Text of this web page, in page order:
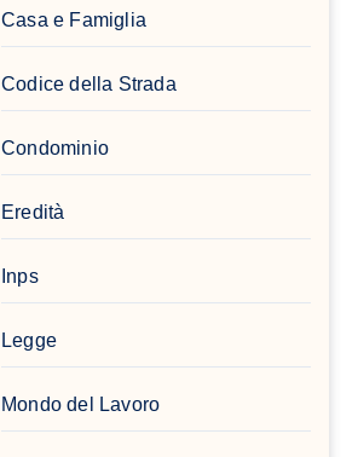
Casa e Famiglia
Codice della Strada
Condominio
Eredità
Inps
Legge
Mondo del Lavoro